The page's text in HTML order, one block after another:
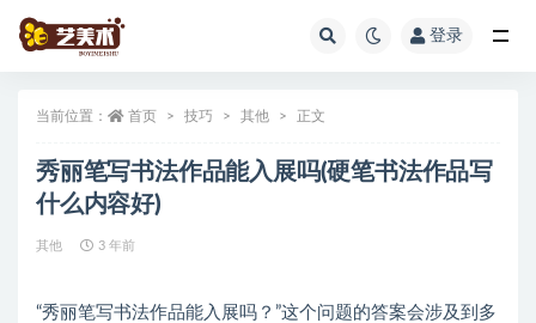
登录
当前位置： 首页 技巧 其他 正文
秀丽笔写书法作品能入展吗(硬笔书法作品写
什么内容好)
其他 3 年前
“秀丽笔写书法作品能入展吗？”这个问题的答案会涉及到多